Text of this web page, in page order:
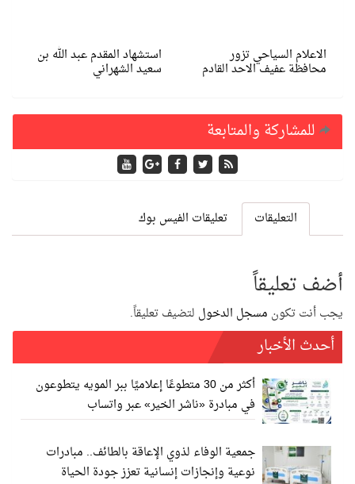
استشهاد المقدم عبد الله بن
سعيد الشهراني
الاعلام السياحي تزور
محافظة عفيف الاحد القادم
للمشاركة والمتابعة
التعليقات تعليقات الفيس بوك
أضف تعليقاً
يجب أنت تكون مسجل الدخول لتضيف تعليقاً.
أحدث الأخبار
أكثر من 30 متطوعًا إعلاميًا ببر المويه يتطوعون
في مبادرة «ناشر الخير» عبر واتساب
جمعية الوفاء لذوي الإعاقة بالطائف.. مبادرات
نوعية وإنجازات إنسانية تعزز جودة الحياة